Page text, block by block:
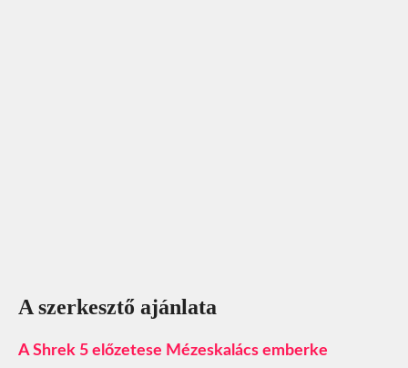
A szerkesztő ajánlata
A Shrek 5 előzetese Mézeskalács emberke